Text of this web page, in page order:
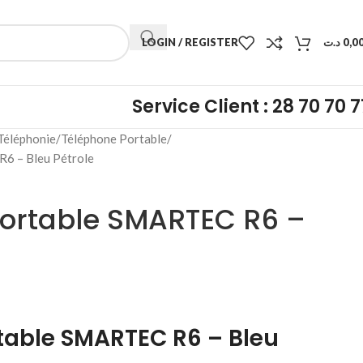
LOGIN / REGISTER د.ت
Service Client : 28 70 70
Téléphone Portable
– Bleu Pétrole
SMARTEC R6 –
SMARTEC R6 – Bleu